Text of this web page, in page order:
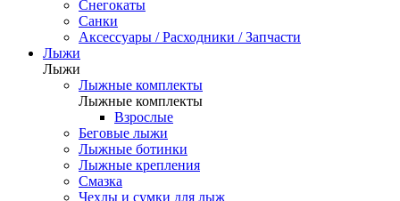
Снегокаты
Санки
Аксессуары / Расходники / Запчасти
Лыжи
Лыжи
Лыжные комплекты
Лыжные комплекты
Взрослые
Беговые лыжи
Лыжные ботинки
Лыжные крепления
Смазка
Чехлы и сумки для лыж